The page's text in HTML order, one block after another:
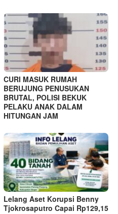
CURI MASUK RUMAH
BERUJUNG PENUSUKAN
BRUTAL, POLISI BEKUK
PELAKU ANAK DALAM
HITUNGAN JAM
Lelang Aset Korupsi Benny
Tjokrosaputro Capai Rp129,15